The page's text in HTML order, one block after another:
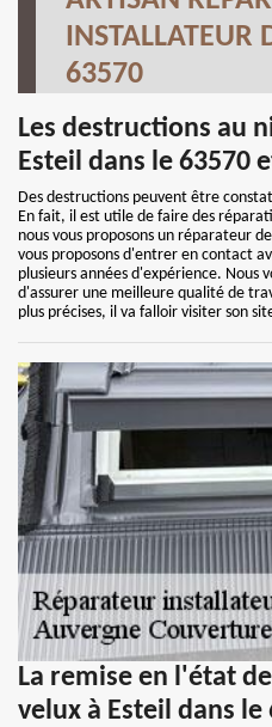
INSTALLATEUR
63570
Les destructions au
Esteil dans le 63570
Des destructions peuvent être
En fait, il est utile de faire des
nous vous proposons un réparateur
vous proposons d'entrer en contact
plusieurs années d'expérience. Nous
d'assurer une meilleure qualité de
plus précises, il va falloir visiter son
La remise en l'état
velux à Esteil dans le